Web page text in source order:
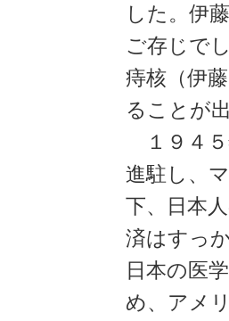
した。伊
ご存じで
痔核（伊
ることが
１９４５
進駐し、
下、日本
済はすっ
日本の医
め、アメ